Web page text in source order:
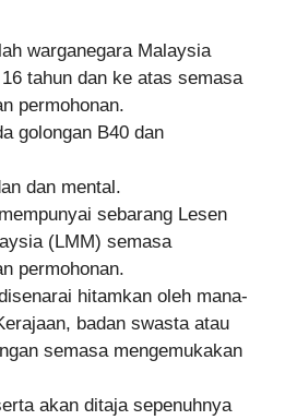
warganegara Malaysia
tahun dan ke atas semasa
permohonan.
golongan B40 dan
dan mental.
sebarang Lesen
(LMM) semasa
permohonan.
hitamkan oleh mana-
badan swasta atau
semasa mengemukakan
akan ditaja sepenuhnya